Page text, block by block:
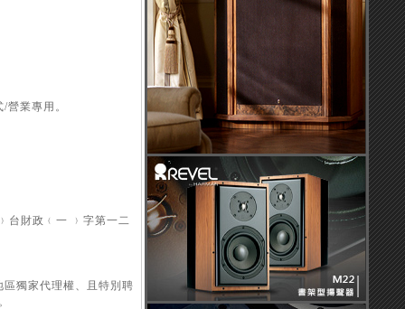
業專用。
台財政﹙一 ﹚字第一二
獨家代理權、且特別聘